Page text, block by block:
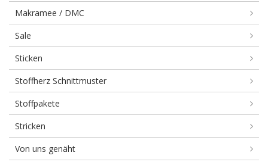
Makramee / DMC
Sale
Sticken
Stoffherz Schnittmuster
Stoffpakete
Stricken
Von uns genäht